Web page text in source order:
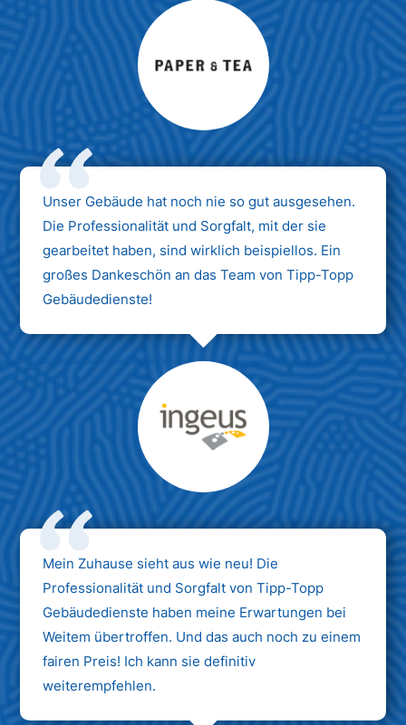
Max Mustermann
Unternehmen AG
Unser Gebäude hat noch nie so gut ausgesehen.
Die Professionalität und Sorgfalt, mit der sie
gearbeitet haben, sind wirklich beispiellos. Ein
großes Dankeschön an das Team von Tipp-Topp
Gebäudedienste!
Max Mustermann
Unternehmen AG
Mein Zuhause sieht aus wie neu! Die
Professionalität und Sorgfalt von Tipp-Topp
Gebäudedienste haben meine Erwartungen bei
Weitem übertroffen. Und das auch noch zu einem
fairen Preis! Ich kann sie definitiv
weiterempfehlen.